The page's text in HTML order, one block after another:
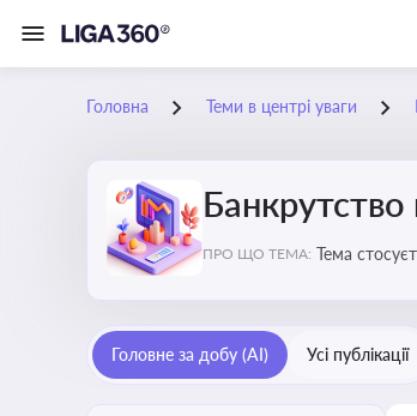
Головна Теми в центрі уваги
ПРО ЩО ТЕМА: Тема
Головне за добу (AI) Усі публікації